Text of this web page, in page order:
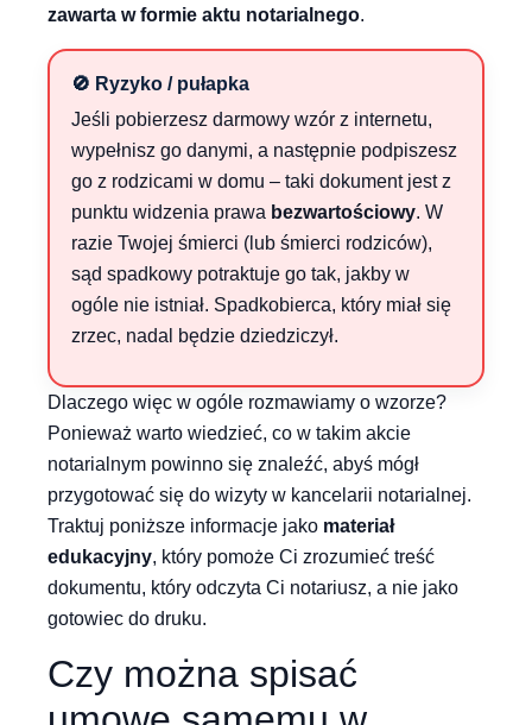
zawarta w formie aktu notarialnego.
🚫 Ryzyko / pułapka
Jeśli pobierzesz darmowy wzór z internetu,
wypełnisz go danymi, a następnie podpiszesz
go z rodzicami w domu – taki dokument jest z
punktu widzenia prawa bezwartościowy. W
razie Twojej śmierci (lub śmierci rodziców),
sąd spadkowy potraktuje go tak, jakby w
ogóle nie istniał. Spadkobierca, który miał się
zrzec, nadal będzie dziedziczył.
Dlaczego więc w ogóle rozmawiamy o wzorze?
Ponieważ warto wiedzieć, co w takim akcie
notarialnym powinno się znaleźć, abyś mógł
przygotować się do wizyty w kancelarii notarialnej.
Traktuj poniższe informacje jako materiał
edukacyjny, który pomoże Ci zrozumieć treść
dokumentu, który odczyta Ci notariusz, a nie jako
gotowiec do druku.
Czy można spisać